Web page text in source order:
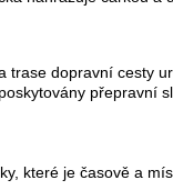
trase dopravní cesty
přepravní
které je časově a